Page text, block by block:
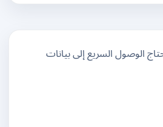
السريع إلى بيانات